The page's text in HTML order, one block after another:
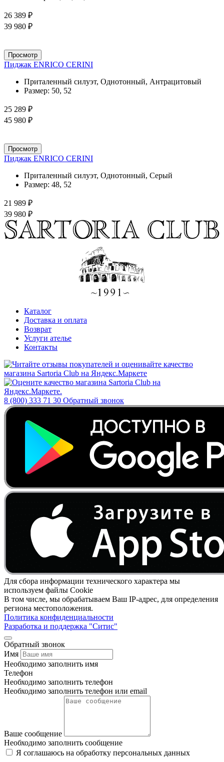
26 389 ₽
39 980 ₽
Просмотр
Пиджак ENRICO CERINI
Приталенный силуэт, Однотонный, Антрацитовый
Размер: 50, 52
25 289 ₽
45 980 ₽
Просмотр
Пиджак ENRICO CERINI
Приталенный силуэт, Однотонный, Серый
Размер: 48, 52
21 989 ₽
39 980 ₽
Каталог
Доставка и оплата
Возврат
Услуги ателье
Контакты
8 (800) 333 71 30 Обратный звонок
Для сбора информации технического характера мы
используем файлы Cookie
В том числе, мы обрабатываем Ваш IP-адрес, для определения
региона местоположения.
Политика конфиденциальности
Разработка и поддержка "Ситис"
Обратный звонок
Имя
Необходимо заполнить имя
Телефон
Необходимо заполнить телефон
Необходимо заполнить телефон или email
Ваше сообщение
Необходимо заполнить сообщение
Я соглашаюсь на обработку персональных данных